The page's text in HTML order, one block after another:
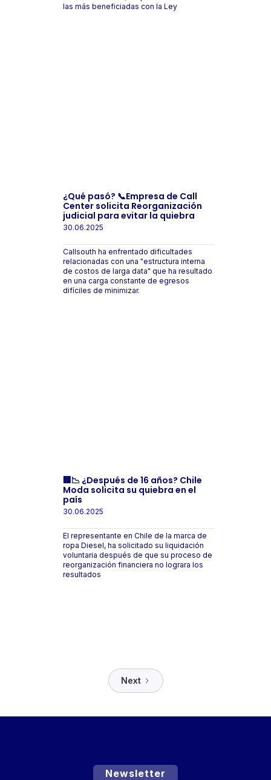
las más beneficiadas con la Ley
¿Qué pasó? 📞Empresa de Call
Center solicita Reorganización
judicial para evitar la quiebra
30.06.2025
Callsouth ha enfrentado dificultades
relacionadas con una "estructura interna
de costos de larga data" que ha resultado
en una carga constante de egresos
difíciles de minimizar.
🏢📉 ¿Después de 16 años? Chile
Moda solicita su quiebra en el
país
30.06.2025
El representante en Chile de la marca de
ropa Diesel, ha solicitado su liquidación
voluntaria después de que su proceso de
reorganización financiera no lograra los
resultados
Next
Newsletter